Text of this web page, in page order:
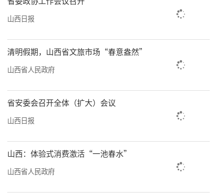
山西日报
清明假期，山西省文旅市场“春意盎然”
山西省人民政府
省安委会召开全体（扩大）会议
山西日报
山西：体验式消费激活“一池春水”
山西省人民政府